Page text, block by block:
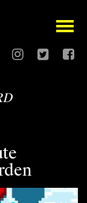
open